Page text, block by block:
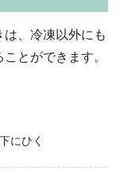
、冷凍以外にも
とができます。
にひく